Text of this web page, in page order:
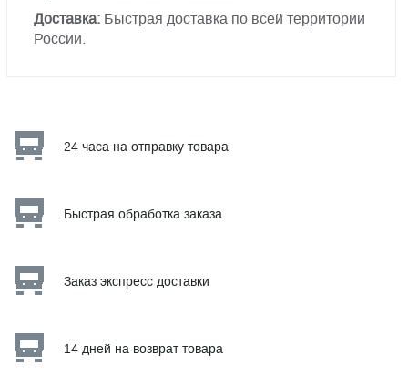
Доставка: Быстрая доставка по всей территории
России.
24 часа на отправку товара
Быстрая обработка заказа
Заказ экспресс доставки
14 дней на возврат товара